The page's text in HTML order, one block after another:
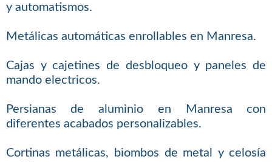
y automatismos.
Metálicas automáticas enrollables en Manresa.
Cajas y cajetines de desbloqueo y paneles de
mando electricos.
Persianas de aluminio en Manresa con
diferentes acabados personalizables.
Cortinas metálicas, biombos de metal y celosía